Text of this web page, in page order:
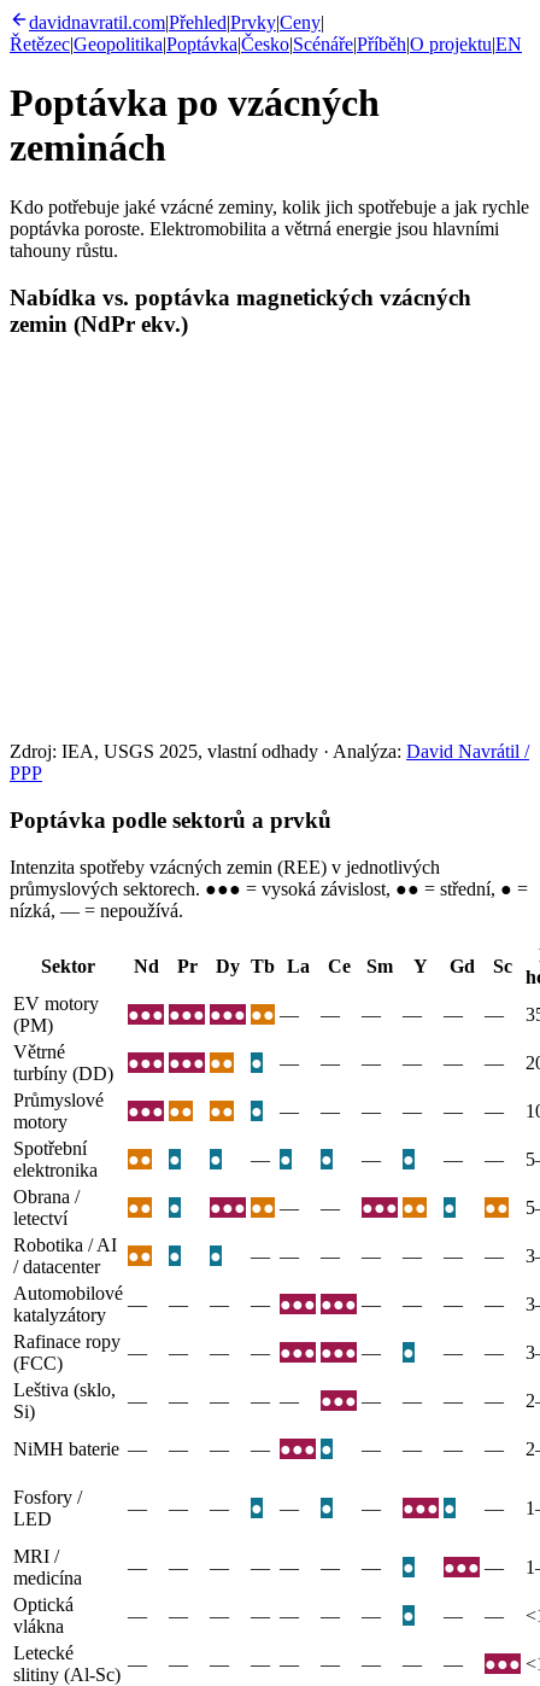
davidnavratil.com|Přehled|Prvky|Ceny|
Řetězec|Geopolitika|Poptávka|Česko|Scénáře|Příběh|O projektu|EN
Poptávka po vzácných
zeminách
Kdo potřebuje jaké vzácné zeminy, kolik jich spotřebuje a jak rychle
poptávka poroste. Elektromobilita a větrná energie jsou hlavními
tahouny růstu.
Nabídka vs. poptávka magnetických vzácných
zemin (NdPr ekv.)
Zdroj: IEA, USGS 2025, vlastní odhady · Analýza: David Navrátil /
PPP
Poptávka podle sektorů a prvků
Intenzita spotřeby vzácných zemin (REE) v jednotlivých
průmyslových sektorech. ●●● = vysoká závislost, ●● = střední, ● =
nízká, — = nepoužívá.
Sektor Nd Pr Dy Tb La Ce Sm Y Gd Sc
EV motory
(PM)
●●● ●●● ●●● ●● — — — — — —
Větrné
turbíny (DD)
●●● ●●● ●● ● — — — — — —
Průmyslové
motory
●●● ●● ●● ● — — — — — —
Spotřební
elektronika
●● ● ● — ● ● — ● — —
Obrana /
letectví
●● ● ●●● ●● — — ●●● ●● ● ●●
Robotika / AI
/ datacenter
●● ● ● — — — — — — —
Automobilové
katalyzátory
— — — — ●●● ●●● — — — —
Rafinace ropy
(FCC)
— — — — ●●● ●●● — ● — —
Leštiva (sklo,
Si)
— — — — — ●●● — — — —
NiMH baterie — — — — ●●● ● — — — —
Fosfory /
LED
— — — ● — ● — ●●● ● —
MRI /
medicína
— — — — — — — ● ●●● —
Optická
vlákna
— — — — — — — ● — —
Letecké
slitiny (Al-Sc)
— — — — — — — — — ●●●